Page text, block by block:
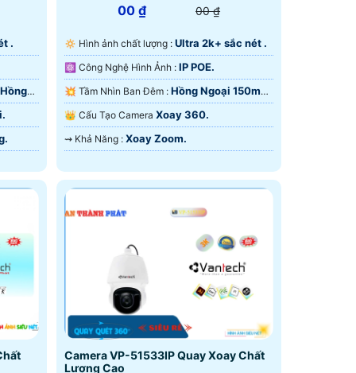
.
00 ₫ 00 ₫
🔅 Hình ảnh chất lượng : Ultra 2k+ sắc nét .
⚛️ Công Nghệ Hình Ảnh : IP POE.
💥 Tầm Nhìn Ban Đêm : Hồng Ngoại 150m
Hồng Ngoại SMD.
👑 Cấu Tạo Camera Xoay 360.
️⇝ Khả Năng : Xoay Zoom.
Camera VP-51533IP Quay Xoay Chất
Lượng Cao